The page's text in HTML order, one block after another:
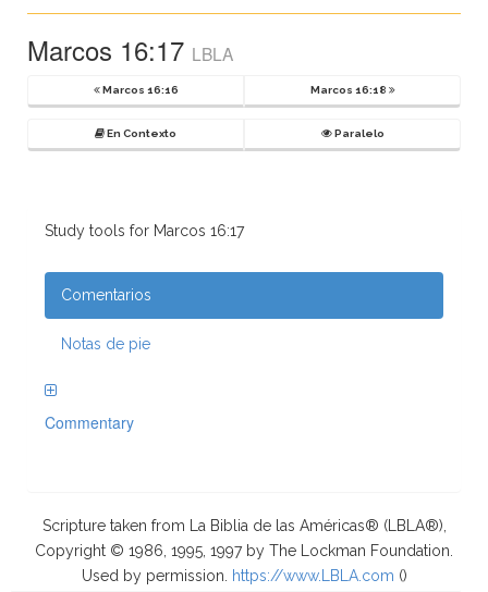
Marcos 16:17 LBLA
Marcos 16:16 Marcos 16:18
En Contexto Paralelo
Study tools for Marcos 16:17
Comentarios
Notas de pie
Commentary
Scripture taken from La Biblia de las Américas® (LBLA®),
Copyright © 1986, 1995, 1997 by The Lockman Foundation.
Used by permission.
https://www.LBLA.com ()